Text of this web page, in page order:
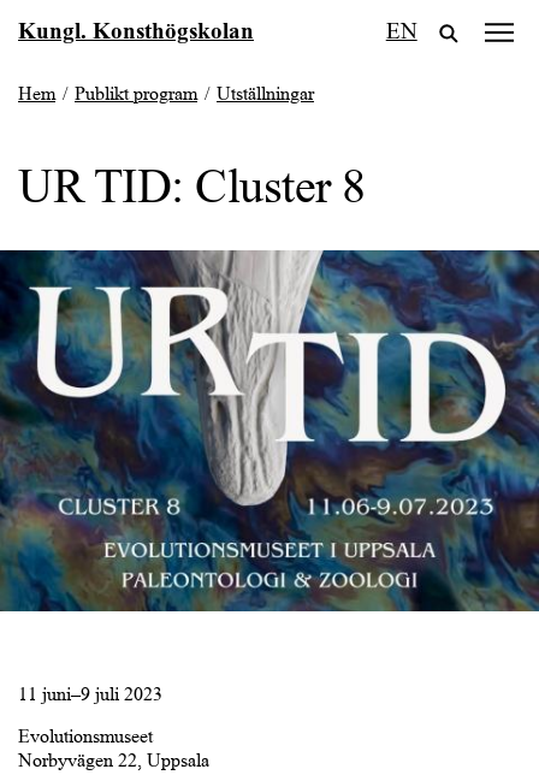
tillKungl. Konsthögskolan EN
Hem/ Publikt program/ Utställningar
UR TID: Cluster 8
11 juni–9 juli 2023
Evolutionsmuseet
Norbyvägen 22, Uppsala